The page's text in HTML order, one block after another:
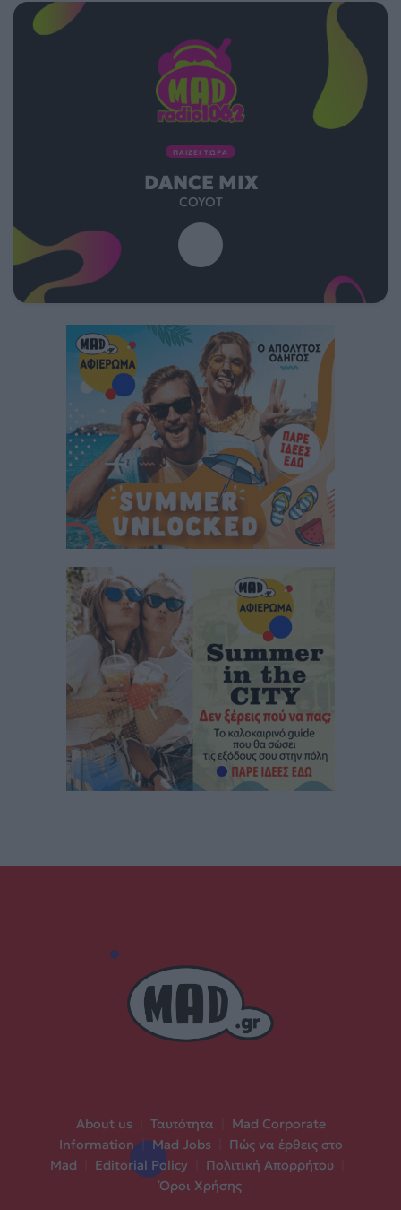
ΠΑΙΖΕΙ ΤΩΡΑ
DANCE MIX
COYOT
About us Ταυτότητα
Mad Corporate
Information | Mad Jobs
Πώς να έρθεις στο
Mad
Editorial Policy Πολιτική Απορρήτου
Όροι Χρήσης